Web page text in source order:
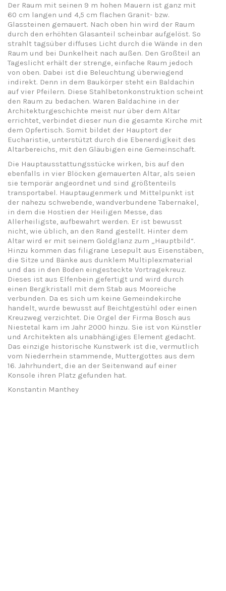
Der Raum mit seinen 9 m hohen Mauern ist ganz mit
60 cm langen und 4,5 cm flachen Granit- bzw.
Glassteinen gemauert. Nach oben hin wird der Raum
durch den erhöhten Glasanteil scheinbar aufgelöst. So
strahlt tagsüber diffuses Licht durch die Wände in den
Raum und bei Dunkelheit nach außen. Den Großteil an
Tageslicht erhält der strenge, einfache Raum jedoch
von oben. Dabei ist die Beleuchtung überwiegend
indirekt. Denn in dem Baukörper steht ein Baldachin
auf vier Pfeilern. Diese Stahlbetonkonstruktion scheint
den Raum zu bedachen. Waren Baldachine in der
Architekturgeschichte meist nur über dem Altar
errichtet, verbindet dieser nun die gesamte Kirche mit
dem Opfertisch. Somit bildet der Hauptort der
Eucharistie, unterstützt durch die Ebenerdigkeit des
Altarbereichs, mit den Gläubigen eine Gemeinschaft.
Die Hauptausstattungsstücke wirken, bis auf den
ebenfalls in vier Blöcken gemauerten Altar, als seien
sie temporär angeordnet und sind größtenteils
transportabel. Hauptaugenmerk und Mittelpunkt ist
der nahezu schwebende, wandverbundene Tabernakel,
in dem die Hostien der Heiligen Messe, das
Allerheiligste, aufbewahrt werden. Er ist bewusst
nicht, wie üblich, an den Rand gestellt. Hinter dem
Altar wird er mit seinem Goldglanz zum „Hauptbild“.
Hinzu kommen das filigrane Lesepult aus Eisenstäben,
die Sitze und Bänke aus dunklem Multiplexmaterial
und das in den Boden eingesteckte Vortragekreuz.
Dieses ist aus Elfenbein gefertigt und wird durch
einen Bergkristall mit dem Stab aus Mooreiche
verbunden. Da es sich um keine Gemeindekirche
handelt, wurde bewusst auf Beichtgestühl oder einen
Kreuzweg verzichtet. Die Orgel der Firma Bosch aus
Niestetal kam im Jahr 2000 hinzu. Sie ist von Künstler
und Architekten als unabhängiges Element gedacht.
Das einzige historische Kunstwerk ist die, vermutlich
vom Niederrhein stammende, Muttergottes aus dem
16. Jahrhundert, die an der Seitenwand auf einer
Konsole ihren Platz gefunden hat.
Konstantin Manthey